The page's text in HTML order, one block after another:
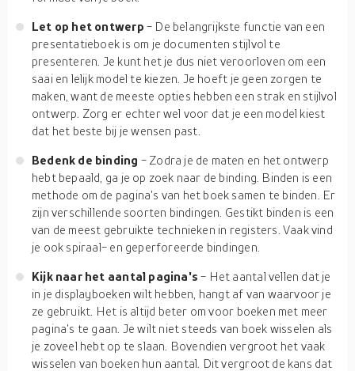
Let op het ontwerp - De belangrijkste functie van een
presentatieboek is om je documenten stijlvol te
presenteren. Je kunt het je dus niet veroorloven om een
saai en lelijk model te kiezen. Je hoeft je geen zorgen te
maken, want de meeste opties hebben een strak en stijlvol
ontwerp. Zorg er echter wel voor dat je een model kiest
dat het beste bij je wensen past.
Bedenk de binding - Zodra je de maten en het ontwerp
hebt bepaald, ga je op zoek naar de binding. Binden is een
methode om de pagina's van het boek samen te binden. Er
zijn verschillende soorten bindingen. Gestikt binden is een
van de meest gebruikte technieken in registers. Vaak vind
je ook spiraal- en geperforeerde bindingen.
Kijk naar het aantal pagina's- Het aantal vellen dat je
in je displayboeken wilt hebben, hangt af van waarvoor je
ze gebruikt. Het is altijd beter om voor boeken met meer
pagina's te gaan. Je wilt niet steeds van boek wisselen als
je zoveel hebt op te slaan. Bovendien vergroot het vaak
wisselen van boeken hun aantal. Dit vergroot de kans dat